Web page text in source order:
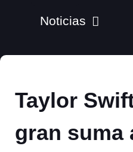
Noticias
Taylor
gran suma